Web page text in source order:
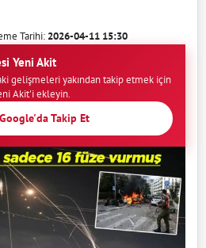
Tarihi:2026-04-11 15:30
Yeni Akit
gelişmeleri yakından takip etmek için
Akit'i ekleyin.
Takip Et